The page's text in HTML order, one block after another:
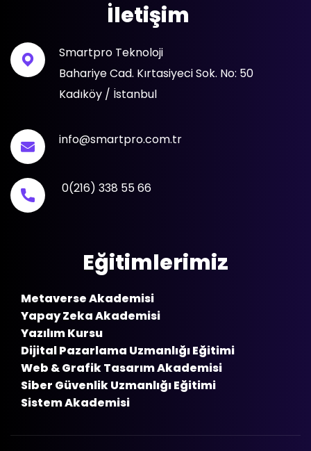
İletişim
Smartpro Teknoloji
Bahariye Cad. Kırtasiyeci Sok. No: 50
Kadıköy / İstanbul
info@smartpro.com.tr
0(216) 338 55 66
Eğitimlerimiz
Metaverse Akademisi
Yapay Zeka Akademisi
Yazılım Kursu
Dijital Pazarlama Uzmanlığı Eğitimi
Web & Grafik Tasarım Akademisi
Siber Güvenlik Uzmanlığı Eğitimi
Sistem Akademisi